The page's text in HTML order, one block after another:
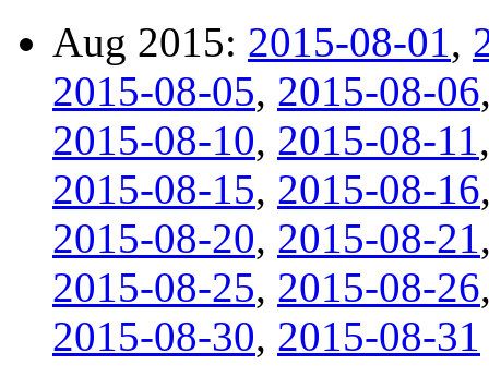
Aug 2015: 2015-08-01,
2015-08-05, 2015-08-06
2015-08-10, 2015-08-11
2015-08-15, 2015-08-16
2015-08-20, 2015-08-21
2015-08-25, 2015-08-26
2015-08-30, 2015-08-31